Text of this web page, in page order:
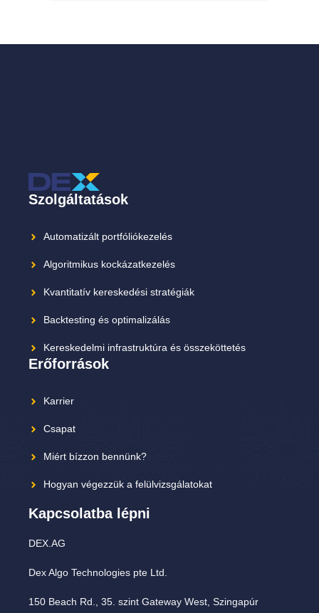
Szolgáltatások
Automatizált portfóliókezelés
Algoritmikus kockázatkezelés
Kvantitatív kereskedési stratégiák
Backtesting és optimalizálás
Kereskedelmi infrastruktúra és összeköttetés
Erőforrások
Karrier
Csapat
Miért bízzon bennünk?
Hogyan végezzük a felülvizsgálatokat
Kapcsolatba lépni
DEX.AG
Dex Algo Technologies pte Ltd.
150 Beach Rd., 35. szint Gateway West, Szingapúr